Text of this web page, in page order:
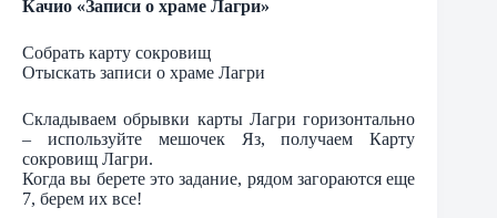
Качио «Записи о храме Лагри»
Собрать карту сокровищ
Отыскать записи о храме Лагри
Складываем обрывки карты Лагри горизонтально
– используйте мешочек Яз, получаем Карту
сокровищ Лагри.
Когда вы берете это задание, рядом загораются еще
7, берем их все!